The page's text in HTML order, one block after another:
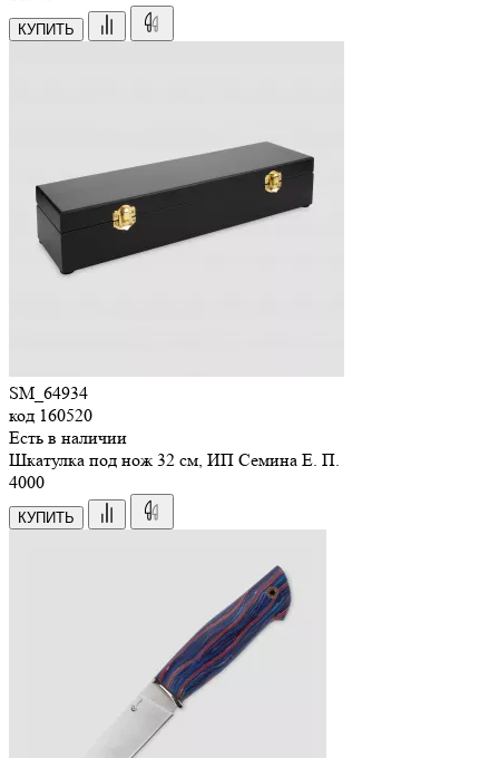
КУПИТЬ
SM_64934
код 160520
Есть в наличии
Шкатулка под нож 32 см, ИП Семина Е. П.
4000
КУПИТЬ